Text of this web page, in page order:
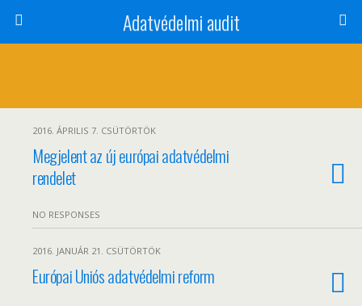
Adatvédelmi audit
2016. ÁPRILIS 7. CSÜTÖRTÖK
Megjelent az új európai adatvédelmi
rendelet
NO RESPONSES
2016. JANUÁR 21. CSÜTÖRTÖK
Európai Uniós adatvédelmi reform